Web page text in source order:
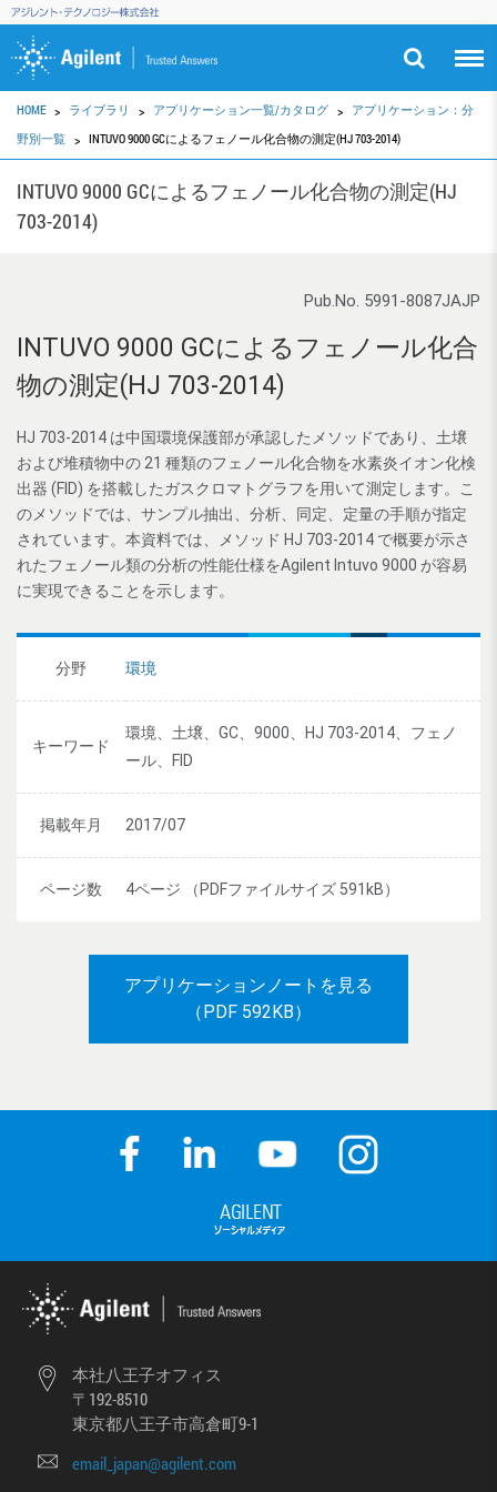
HOME ライブラリ アプリケーション一覧/カタログ
アプリケーション：分
野別一覧
INTUVO 9000 GCによるフェノール化合物の測定(HJ 703-2014)
INTUVO 9000 GCによるフェノール化合物の測定(HJ
703-2014)
Pub.No. 5991-8087JAJP
INTUVO 9000 GCによるフェノール化合
物の測定(HJ 703-2014)
HJ 703-2014 は中国環境保護部が承認したメソッドであり、土壌
および堆積物中の 21 種類のフェノール化合物を水素炎イオン化検
出器 (FID) を搭載したガスクロマトグラフを用いて測定します。こ
のメソッドでは、サンプル抽出、分析、同定、定量の手順が指定
されています。本資料では、メソッド HJ 703-2014 で概要が示さ
れたフェノール類の分析の性能仕様をAgilent Intuvo 9000 が容易
に実現できることを示します。
分野 環境
キーワード
環境、土壌、GC、9000、HJ 703-2014、フェノ
ール、FID
掲載年月 2017/07
ページ数 4ページ （PDFファイルサイズ 591kB）
アプリケーションノートを見る
（PDF 592KB）
本社八王子オフィス
〒192-8510
東京都八王子市高倉町9-1
email_japan@agilent.com